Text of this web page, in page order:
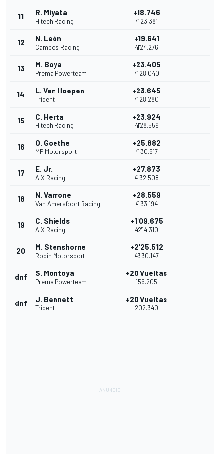
11 R. Miyata
Hitech Racing
+18.746
41'23.381
12 N. León
Campos Racing
+19.641
41'24.276
13 M. Boya
Prema Powerteam
+23.405
41'28.040
14 L. Van Hoepen
Trident
+23.645
41'28.280
15 C. Herta
Hitech Racing
+23.924
41'28.559
16 O. Goethe
MP Motorsport
+25.882
41'30.517
17 E. Jr.
AIX Racing
+27.873
41'32.508
18 N. Varrone
Van Amersfoort Racing
+28.559
41'33.194
19 C. Shields
AIX Racing
+1'09.675
42'14.310
20 M. Stenshorne
Rodin Motorsport
+2'25.512
43'30.147
dnf S. Montoya
Prema Powerteam
+20 Vueltas
1'56.205
dnf J. Bennett
Trident
+20 Vueltas
2'02.340